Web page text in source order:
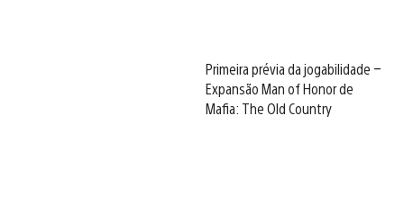
Primeira prévia da jogabilidade –
Expansão Man of Honor de
Mafia: The Old Country